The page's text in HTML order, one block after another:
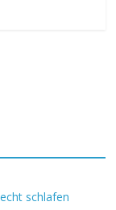
schlafen